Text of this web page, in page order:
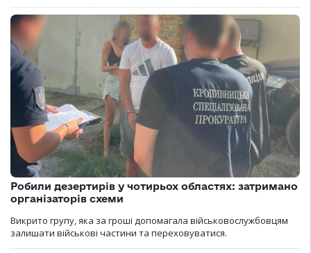
Робили дезертирів у чотирьох областях: затримано
організаторів схеми
Викрито групу, яка за гроші допомагала військовослужбовцям
залишати військові частини та переховуватися.